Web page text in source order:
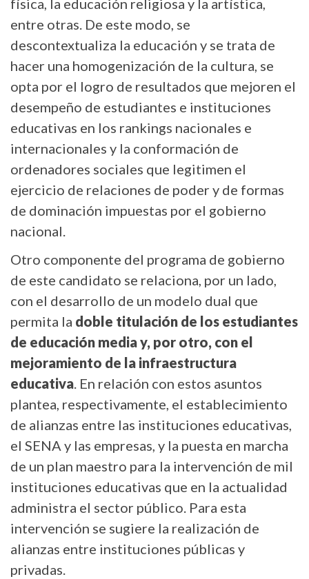
física, la educación religiosa y la artística,
entre otras. De este modo, se
descontextualiza la educación y se trata de
hacer una homogenización de la cultura, se
opta por el logro de resultados que mejoren el
desempeño de estudiantes e instituciones
educativas en los rankings nacionales e
internacionales y la conformación de
ordenadores sociales que legitimen el
ejercicio de relaciones de poder y de formas
de dominación impuestas por el gobierno
nacional.
Otro componente del programa de gobierno
de este candidato se relaciona, por un lado,
con el desarrollo de un modelo dual que
permita la doble titulación de los estudiantes
de educación media y, por otro, con el
mejoramiento de la infraestructura
educativa. En relación con estos asuntos
plantea, respectivamente, el establecimiento
de alianzas entre las instituciones educativas,
el SENA y las empresas, y la puesta en marcha
de un plan maestro para la intervención de mil
instituciones educativas que en la actualidad
administra el sector público. Para esta
intervención se sugiere la realización de
alianzas entre instituciones públicas y
privadas.